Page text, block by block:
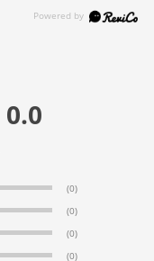
0.0
(0)
(0)
(0)
(0)